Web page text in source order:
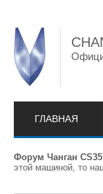
ГЛАВНАЯ
Форум Чанган CS35
этой машиной, то